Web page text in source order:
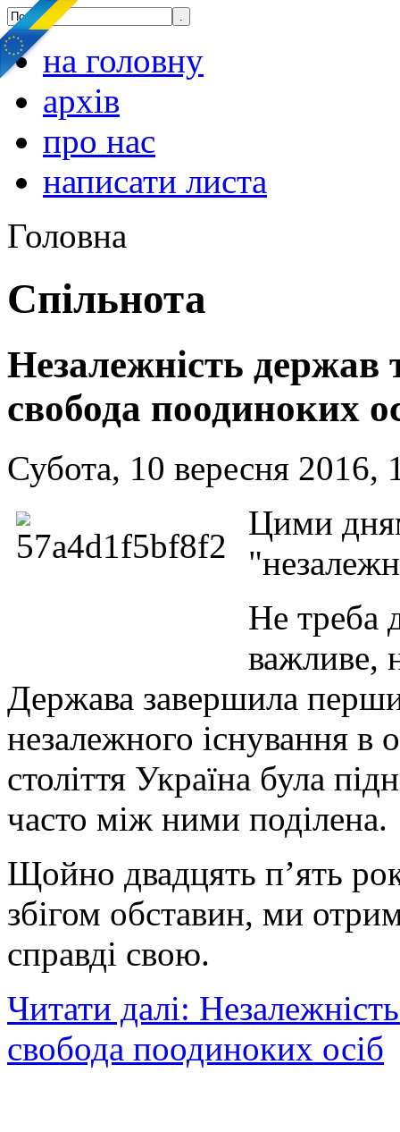
на головну
архів
про нас
написати листа
Головна
Спільнота
Незалежність
свобода поодиноких
Субота, 10 вересня 2016,
Цими
Не треба
важливе,
Держава завершила
незалежного існування в
століття Україна була
часто між ними поділена.
Щойно двадцять п’ять
збігом обставин, ми
справді свою.
Читати далі:
свобода поодиноких осіб